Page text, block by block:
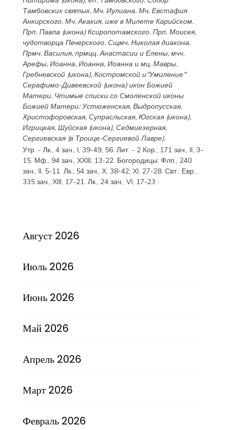
Тамбовских святых. Мч. Иулиана. Мч. Евстафия
Анкирского. Мч.Акакия, иже в Милете Карийском.
Прп. Павла(икона) Ксиропотамского. Прп. Моисея,
чудотворца Печерского. Сщмч. Николаядиакона.
Прмч. Василия, прмцц.Анастасиии Елены, мчч.
Арефы, Иоанна, Иоанна, Иоаннаи мц. Мавры.
Гребневской(икона), Костромскойи"Умиление"
Серафимо-Дивеевской(икона) икон Божией
Матери. Чтимые списки со Смоленской иконы
Божией Матери:Устюженская, Выдропусская,
Христофоровская, Супрасльская, Югская(икона),
Игрицкая, Шуйская(икона), Седмиезерная,
Сергиевская(в Троице-Сергиевой Лавре).
Утр. - Лк., 4 зач., I, 39-49, 56. Лит. - 2 Кор., 171 зач., II, 3-
15. Мф., 94 зач., XXIII, 13-22. Богородицы: Флп., 240
зач., II, 5-11. Лк., 54 зач., X, 38-42; XI, 27-28. Свт.: Евр.,
335 зач., XIII, 17-21. Лк., 24 зач., VI, 17-23 .
Август 2026
Июль 2026
Июнь 2026
Май 2026
Апрель 2026
Март 2026
Февраль 2026